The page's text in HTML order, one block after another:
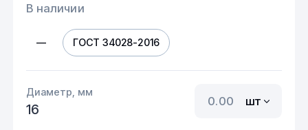
В наличии
— ГОСТ 34028-2016
Диаметр, мм
16
шт